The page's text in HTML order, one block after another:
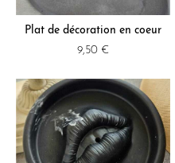
Plat de décoration en coeur
9,50 €